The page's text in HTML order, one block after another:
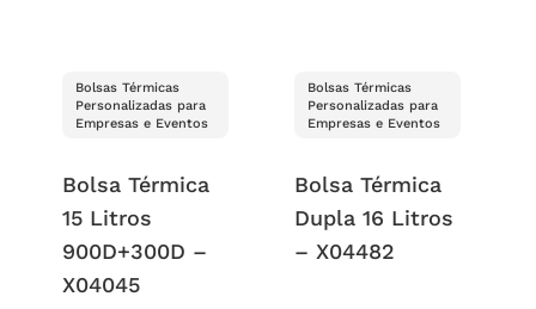
Bolsas Térmicas
Personalizadas para
Empresas e Eventos
Bolsa Térmica
15 Litros
900D+300D –
X04045
Bolsas Térmicas
Personalizadas para
Empresas e Eventos
Bolsa Térmica
Dupla 16 Litros
– X04482